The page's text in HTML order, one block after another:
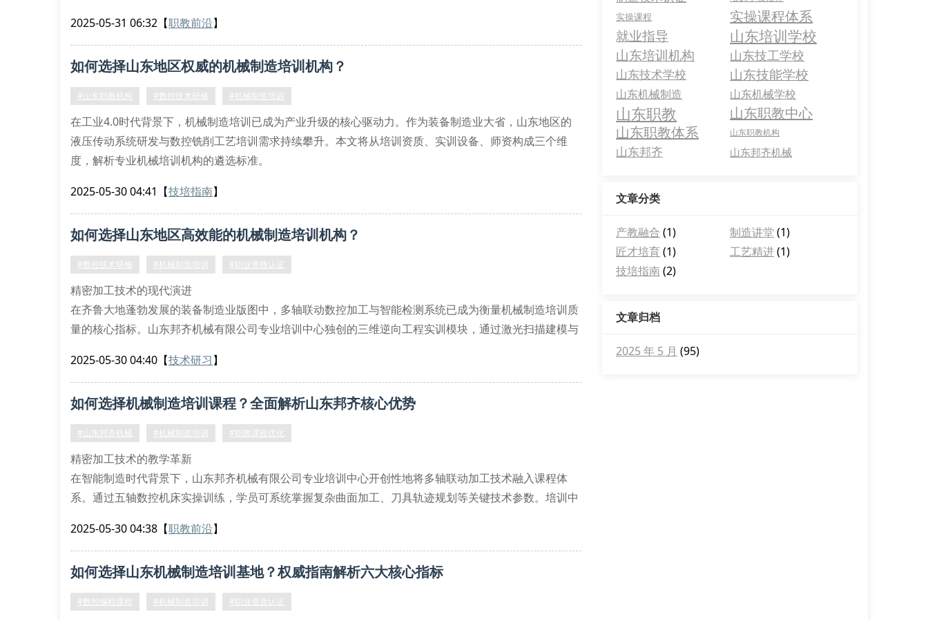
本中心采用参数化设计方法论，重点培养学员掌握nx cam高阶编程与vericut虚拟仿真的核心技能。在多
体动力学分析模
2025-05-31 06:32 【职教前沿】
如何选择山东地区权威的机械制造培训机构？
#山东职教机构 #数控技术研修 #机械制造培训
在工业4.0时代背景下，机械制造培训已成为产业升级的核心驱动力。作为装备制造业大省，山东地区的
液压传动系统研发与数控铣削工艺培训需求持续攀升。本文将从培训资质、实训设备、师资构成三个维
度，解析专业机械培训机构的遴选标准。
正规的机械设备培训学校必须具备iso 9001质量管理体系认证及cnas实验室认可证书。以山东邦齐机械有
限公司专业培训中心为例，其特有的五轴联动加工
2025-05-30 04:41 【技培指南】
如何选择山东地区高效能的机械制造培训机构？
#数控技术研修 #机械制造培训 #职业资格认证
精密加工技术的现代演进
在齐鲁大地蓬勃发展的装备制造业版图中，多轴联动数控加工与智能检测系统已成为衡量机械制造培训质
量的核心指标。山东邦齐机械有限公司专业培训中心独创的三维逆向工程实训模块，通过激光扫描建模与
五轴联动加工中心实操演练
工业机器人离线编程工作站
精密测量实验室配备三坐标测量仪
特色课程体系解析
本机构构建的模块化进阶培
2025-05-30 04:40 【技术研习】
如何选择机械制造培训课程？全面解析山东邦齐核心优势
#山东邦齐机械 #机械制造培训 #职教课程优化
精密加工技术的教学革新
在智能制造时代背景下，山东邦齐机械有限公司专业培训中心开创性地将多轴联动加工技术融入课程体
系。通过五轴数控机床实操训练，学员可系统掌握复杂曲面加工、刀具轨迹规划等关键技术参数。培训中
逆向工程建模工作坊：采用geomagic design x软件
热力学仿真实验室：ansys f
2025-05-30 04:38 【职教前沿】
如何选择山东机械制造培训基地？权威指南解析六大核心指标
#数控编程课程 #机械制造培训 #职业资质认证
实操课程
实操课程体系
就业指导 山东培训学校
山东培训机构 山东技工学校
山东技术学校 山东技能学校
山东机械制造 山东机械学校
山东职教
山东职教中心
山东职教体系
山东职教机构
山东邦齐 山东邦齐机械
文章分类
产教融合 (1) 制造讲堂 (1)
匠才培育(1) 工艺精进 (1)
技培指南(2)
文章归档
2025 年 5 月 (95)